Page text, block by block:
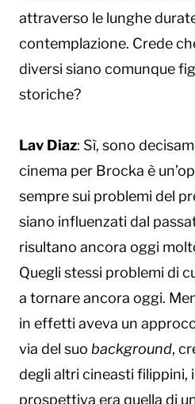
attraverso le lunghe
contemplazione. Crede
diversi siano comunque
storiche?
Lav Diaz: Sì, sono
cinema per Brocka è
sempre sui problemi del
siano influenzati dal
risultano ancora oggi
Quegli stessi problemi di
a tornare ancora oggi.
in effetti aveva un
via del suo background,
degli altri cineasti filippini,
prospettiva era quella di